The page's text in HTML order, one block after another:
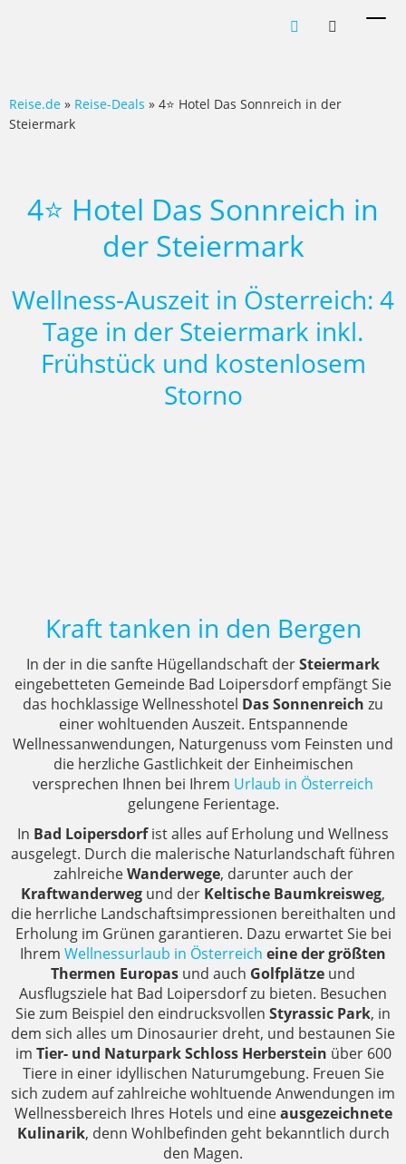
Reise.de » Reise-Deals » 4⭐ Hotel Das Sonnreich in der
Steiermark
4⭐ Hotel Das Sonnreich in
der Steiermark
Wellness-Auszeit in Österreich: 4
Tage in der Steiermark inkl.
Frühstück und kostenlosem
Storno
Kraft tanken in den Bergen
In der in die sanfte Hügellandschaft derSteiermark
eingebetteten Gemeinde Bad Loipersdorf empfängt Sie
das hochklassige Wellnesshotel Das Sonnenreich zu
einer wohltuenden Auszeit. Entspannende
Wellnessanwendungen, Naturgenuss vom Feinsten und
die herzliche Gastlichkeit der Einheimischen
versprechen Ihnen bei Ihrem Urlaub in Österreich
gelungene Ferientage.
In Bad Loipersdorfist alles auf Erholung und Wellness
ausgelegt. Durch die malerische Naturlandschaft führen
zahlreicheWanderwege, darunter auch der
Kraftwanderweg und der Keltische Baumkreisweg,
die herrliche Landschaftsimpressionen bereithalten und
Erholung im Grünen garantieren. Dazu erwartet Sie bei
Ihrem Wellnessurlaub in Österreich eine der größten
Thermen Europas und auch Golfplätze und
Ausflugsziele hat Bad Loipersdorf zu bieten. Besuchen
Sie zum Beispiel den eindrucksvollen Styrassic Park, in
dem sich alles um Dinosaurier dreht, und bestaunen Sie
im Tier- und Naturpark Schloss Herberstein über 600
Tiere in einer idyllischen Naturumgebung. Freuen Sie
sich zudem auf zahlreiche wohltuende Anwendungen im
Wellnessbereich Ihres Hotels und eineausgezeichnete
Kulinarik, denn Wohlbefinden geht bekanntlich durch
den Magen.